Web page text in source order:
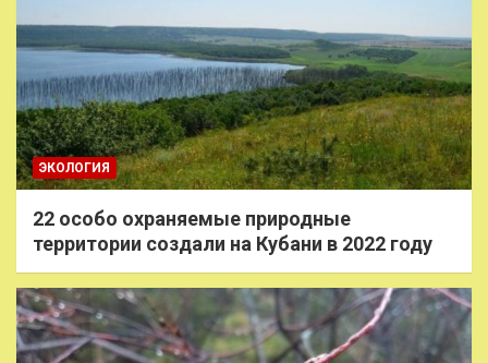
ЭКОЛОГИЯ
22 особо охраняемые природные
территории создали на Кубани в 2022 году